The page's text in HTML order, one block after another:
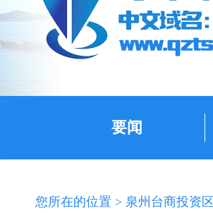
要闻
您所在的位置 > 泉州台商投资区